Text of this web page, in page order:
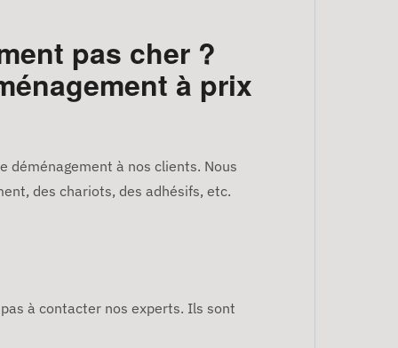
pas cher ?
à prix
déménagement à nos clients. Nous
des chariots, des adhésifs, etc.
à contacter nos experts. Ils sont